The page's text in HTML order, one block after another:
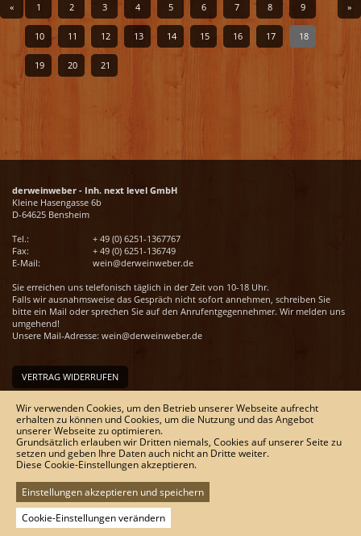
« 1 2 3 4 5 6 7 8 9
10 11 12 13 14 15 16 17 18
19 20 21
»
derweinweber - Inh. next level GmbH
Kleine Hasengasse 6b
D-64625 Bensheim
Tel.:
+ 49 (0) 6251-1367767
Fax:
+ 49 (0) 6251-136749
E-Mail:
wein@derweinweber.de
Sie erreichen uns telefonisch täglich in der Zeit von 10-18 Uhr.
Falls wir ausnahmsweise das Gespräch nicht sofort annehmen, schreiben Sie
bitte ein Mail oder sprechen Sie auf den Anrufentgegennehmer. Wir melden uns
umgehend!
Unsere Mail-Adresse: wein@derweinweber.de
VERTRAG WIDERRUFEN
Unser Service
Versandkosten
Kontakt
Zahlungsmöglichkeiten
Rückgabe & Widerrufsrecht
Impressum
AGB
Datenschutz
Sitemap
Wir verwenden Cookies, um den Betrieb unserer Webseite aufrecht
erhalten zu können und Cookies, um die Nutzung und das Angebot
unserer Webseite zu optimieren.
Grundsätzlich erlauben wir Dritten niemals, Cookies auf unserer Seite zu
setzen und geben Ihre Daten auch nicht an Dritte weiter.
Diese Cookie-Einstellungen akzeptieren.
Einstellungen akzeptieren und speichern
Cookie-Einstellungen verändern